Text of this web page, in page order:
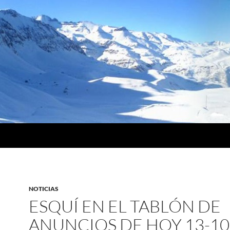
NOTICIAS
ESQUÍ EN EL TABLÓN DE
ANUNCIOS DE HOY 13-